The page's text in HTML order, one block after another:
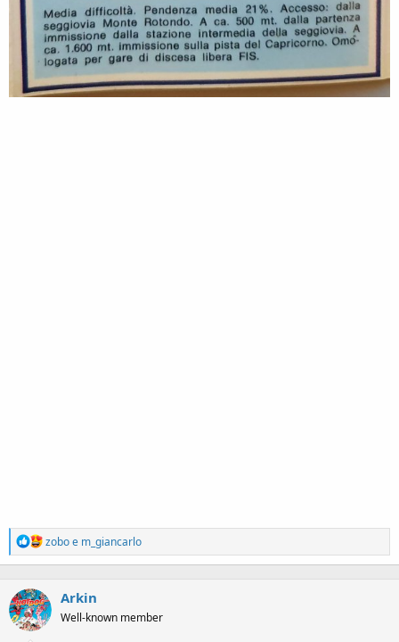
R
e
a
t
i
o
zoboe m_giancarlo
Arkin
Well-known member